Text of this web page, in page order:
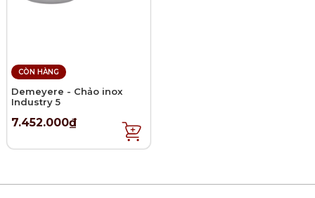
CÒN HÀNG
Demeyere - Chảo inox
Industry 5
7.452.000₫